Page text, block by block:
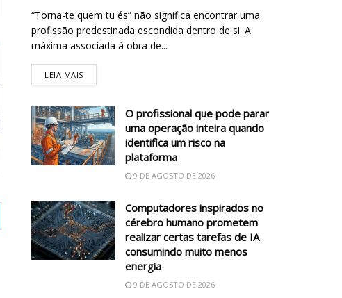
“Torna-te quem tu és” não significa encontrar uma
profissão predestinada escondida dentro de si. A
máxima associada à obra de...
LEIA MAIS
O profissional que pode parar
uma operação inteira quando
identifica um risco na
plataforma
9 DE AGOSTO DE 2026
Computadores inspirados no
cérebro humano prometem
realizar certas tarefas de IA
consumindo muito menos
energia
9 DE AGOSTO DE 2026